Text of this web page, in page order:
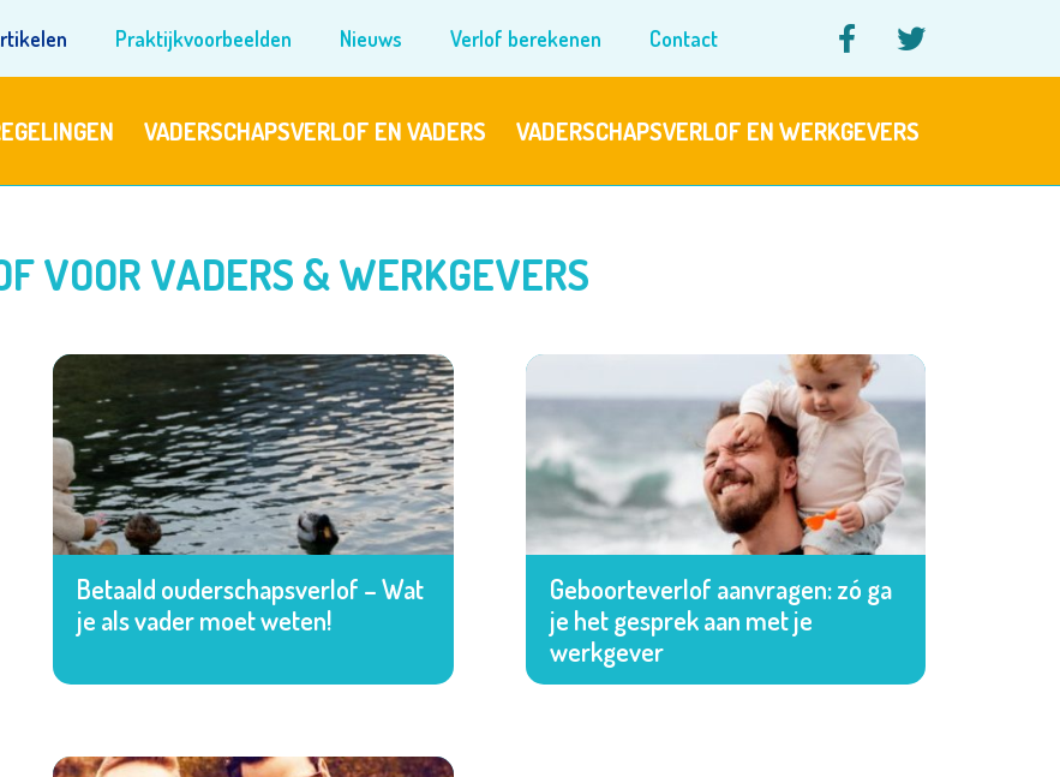
Praktijkvoorbeelden Nieuws Verlof berekenen Contact FacebookTwitter
VADERSCHAPSVERLOF EN VADERS VADERSCHAPSVERLOF EN WERKGEVERS
VOOR VADERS & WERKGEVERS
Betaald ouderschapsverlof – Wat
je als vader moet weten!
Geboorteverlof aanvragen: zó ga
je het gesprek aan met je
werkgever